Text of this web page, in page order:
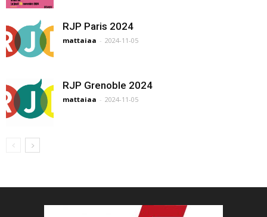
RJP Paris 2024
mattaiaa - 2024-11-05
RJP Grenoble 2024
mattaiaa - 2024-11-05